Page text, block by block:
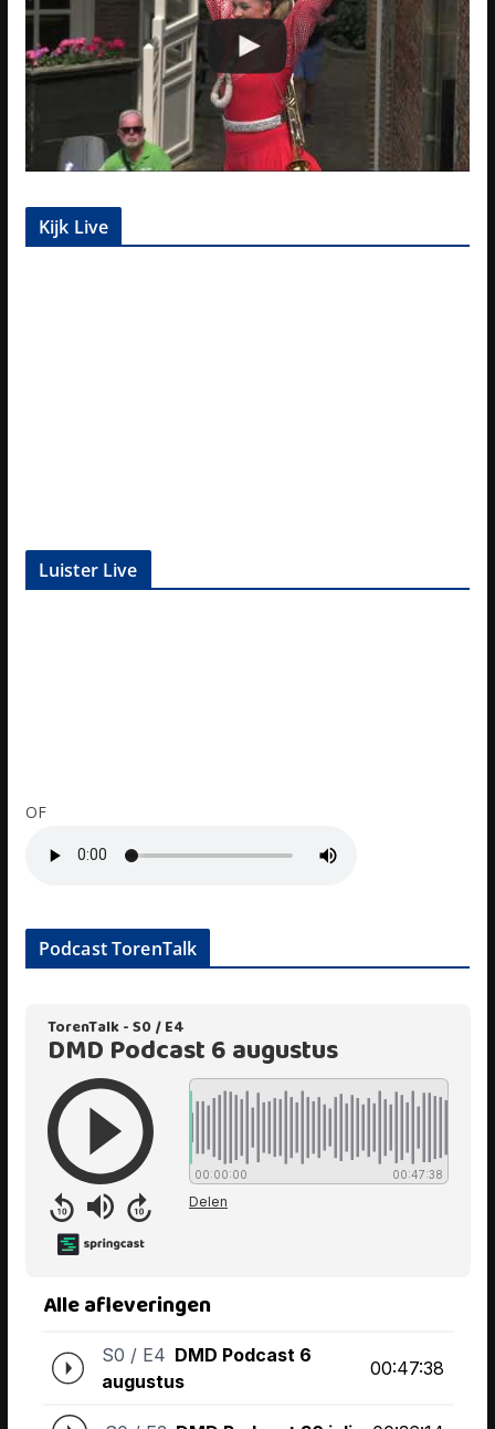
Kijk Live
Luister Live
OF
Podcast TorenTalk